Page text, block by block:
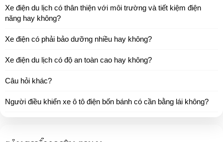
Xe điện du lịch có thân thiện với môi trường và tiết kiệm điện
năng hay không?
Xe điện có phải bảo dưỡng nhiều hay không?
Xe điện du lịch có độ an toàn cao hay không?
Câu hỏi khác?
Người điều khiển xe ô tô điện bốn bánh có cần bằng lái không?